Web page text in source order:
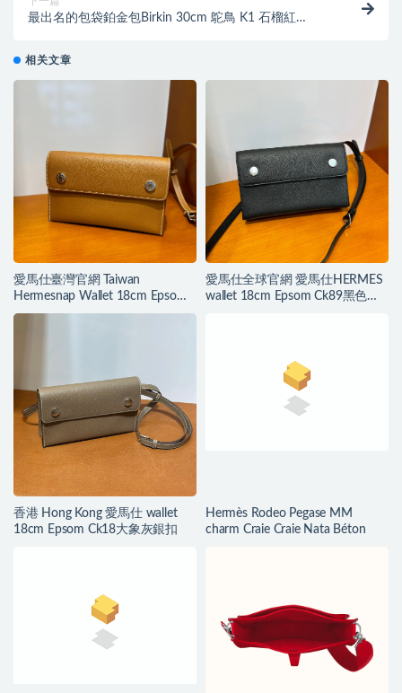
最出名的包袋鉑金包Birkin 30cm 鴕鳥 K1 石榴紅
相关文章
愛馬仕臺灣官網 Taiwan
Hermesnap Wallet 18cm Epsom
Ck37金棕色銀扣
愛馬仕全球官網 愛馬仕HERMES
wallet 18cm Epsom Ck89黑色銀
香港 Hong Kong 愛馬仕 wallet
18cm Epsom Ck18大象灰銀扣
Hermès Rodeo Pegase MM
charm Craie Craie Nata Béton